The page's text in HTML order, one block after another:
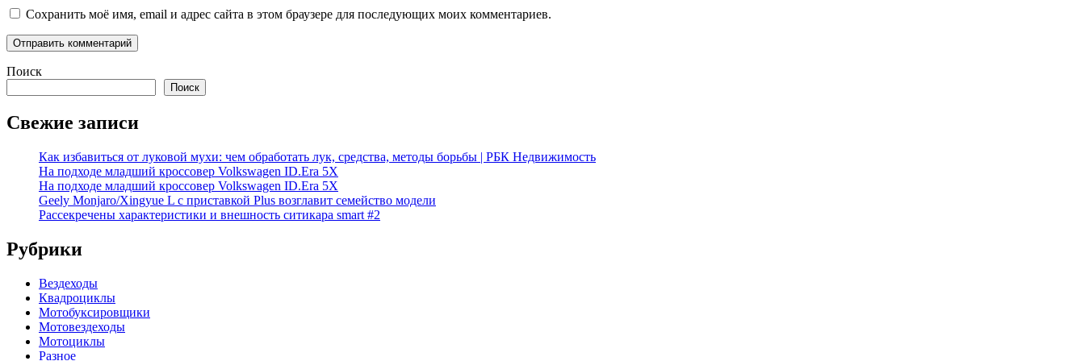
Сохранить моё имя, email и адрес сайта в этом браузере для последующих моих комментариев.
Поиск
Поиск
Свежие записи
Как избавиться от луковой мухи: чем обработать лук, средства, методы борьбы | РБК Недвижимость
На подходе младший кроссовер Volkswagen ID.Era 5X
На подходе младший кроссовер Volkswagen ID.Era 5X
Geely Monjaro/Xingyue L с приставкой Plus возглавит семейство модели
Рассекречены характеристики и внешность ситикара smart #2
Рубрики
Вездеходы
Квадроциклы
Мотобуксировщики
Мотовездеходы
Мотоциклы
Разное